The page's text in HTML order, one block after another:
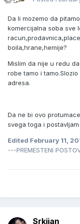
Da li mozemo da
komercijalna soba sve
boila,hrane,hemije?
Mislim da nije u redu
robe tamo i
adresa.
Da ne bi ovo
svega toga i
Edited February 11,
---PREMESTENI
Srkijan